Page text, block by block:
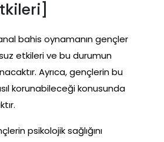
bahis oynamanın gençler
etkileri ve bu durumun
Ayrıca, gençlerin bu
korunabileceği konusunda
psikolojik sağlığını